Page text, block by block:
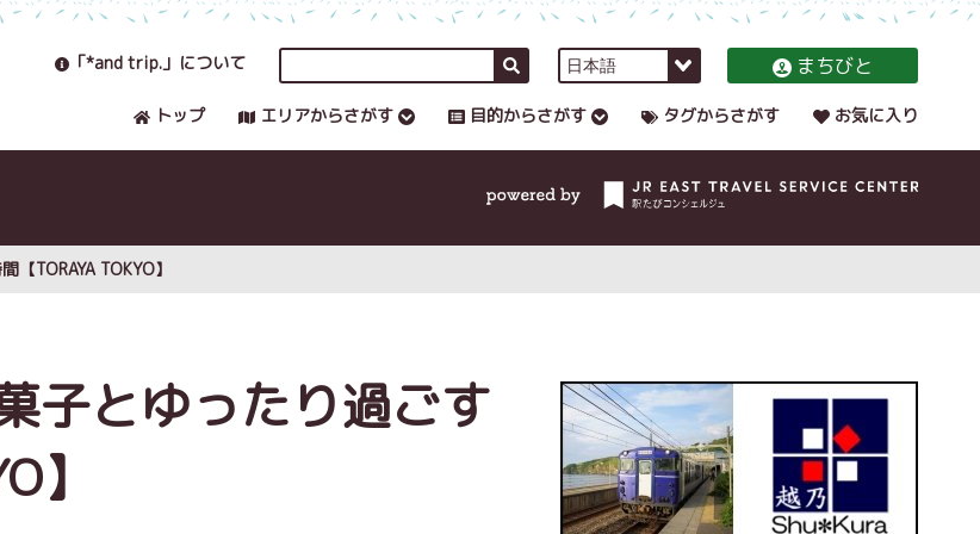
「*and trip.」について まちびと
トップ エリアからさがす 目的からさがす タグからさがす お気に入り
TORAYA TOKYO】
子とゆったり過ごす
】